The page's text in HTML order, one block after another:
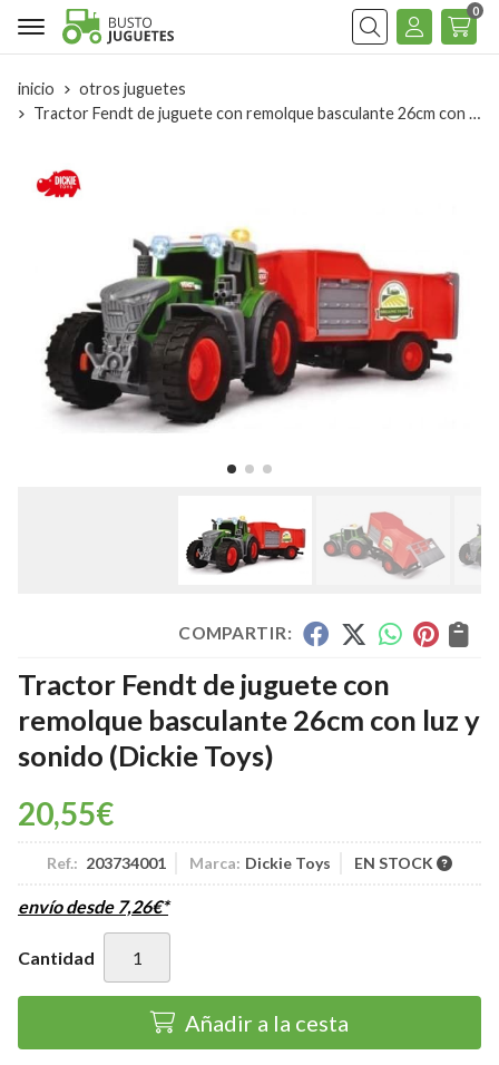
Buscar
0
inicio
otros juguetes
Tractor Fendt de juguete con remolque basculante 26cm con luz y sonido
COMPARTIR:
Tractor Fendt de juguete con
remolque basculante 26cm con luz y
sonido (Dickie Toys)
20,55€
Ref.: 203734001 Marca: Dickie Toys EN STOCK
envío desde 7,26€*
Cantidad
Añadir a la cesta